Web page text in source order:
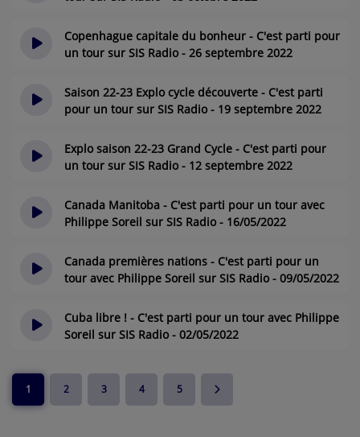
Copenhague capitale du bonheur - C'est parti pour
un tour sur SIS Radio - 26 septembre 2022
Saison 22-23 Explo cycle découverte - C'est parti
pour un tour sur SIS Radio - 19 septembre 2022
Explo saison 22-23 Grand Cycle - C'est parti pour
un tour sur SIS Radio - 12 septembre 2022
Canada Manitoba - C'est parti pour un tour avec
Philippe Soreil sur SIS Radio - 16/05/2022
Canada premières nations - C'est parti pour un
tour avec Philippe Soreil sur SIS Radio - 09/05/2022
Cuba libre ! - C'est parti pour un tour avec Philippe
Soreil sur SIS Radio - 02/05/2022
1 2 3 4 5